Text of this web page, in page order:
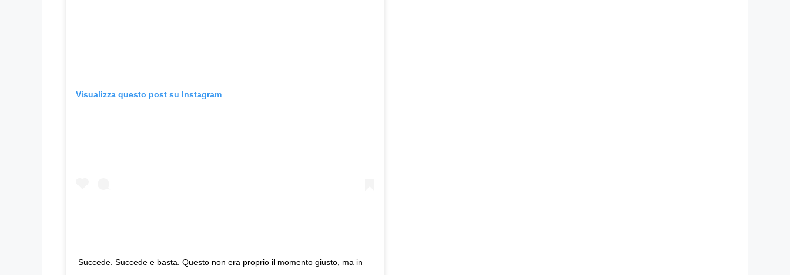
Visualizza questo post su Instagram
Succede. Succede e basta. Questo non era proprio il momento giusto, ma in